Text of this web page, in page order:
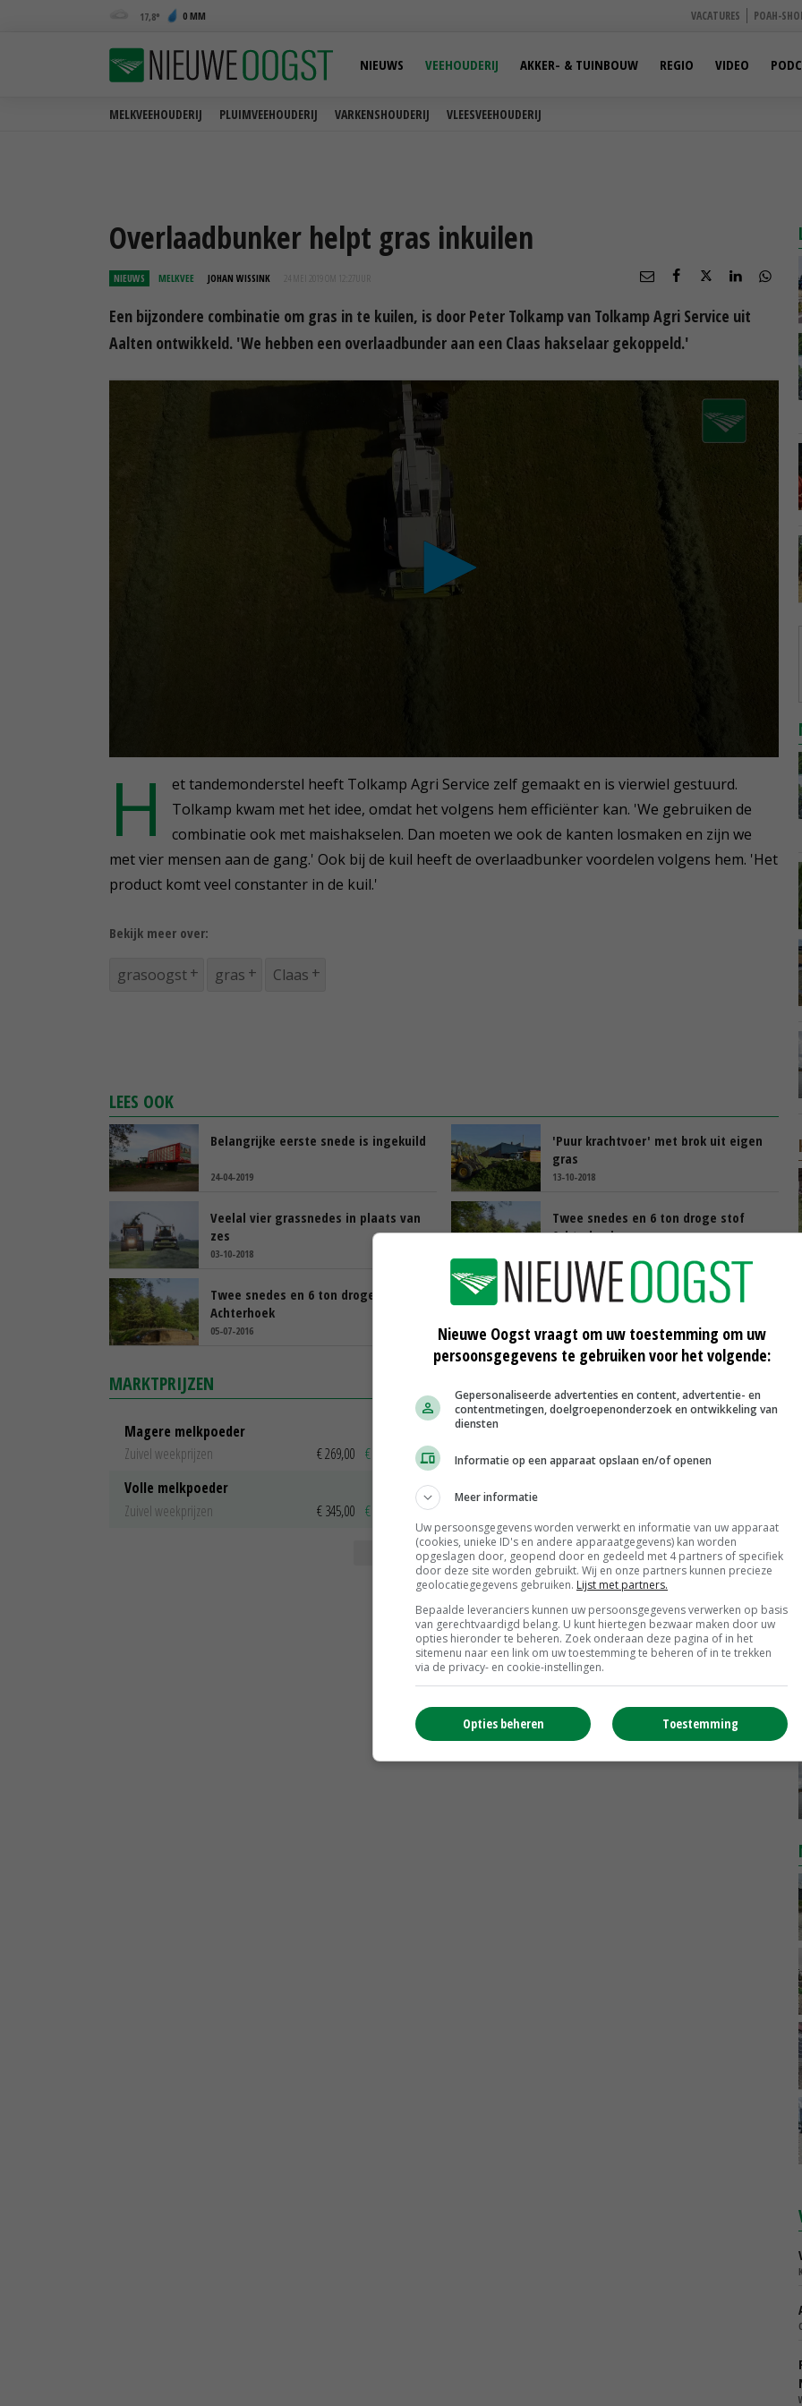
17,8 0 MM VACATURES POAH-
MELKVEEHOUDERIJ PLUIMVEEHOUDERIJ VARKENSHOUDERIJ VLEESVEEHOUDERIJ
NIEUWS VEEHOUDERIJ AKKER- & TUINBOUW REGIO VIDEO
Overlaadbunker helpt gras inkuilen
NIEUWS MELKVEE JOHAN WISSINK 24 MEI 2019 OM 12:27
Een bijzondere combinatie om gras in te kuilen, is door Peter Tolkamp van Tolkamp Agri Service uit
Aalten ontwikkeld. 'We hebben een overlaadbunder aan een Claas hakselaar gekoppeld.'
40
90%
H
et tandemonderstel heeft Tolkamp Agri Service zelf gemaakt en is vierwiel gestuurd.
Tolkamp kwam met het idee, omdat het volgens hem efficiënter kan. 'We gebruiken de
combinatie ook met maishakselen. Dan moeten we ook de kanten losmaken en zijn we
met vier mensen aan de gang.' Ook bij de kuil heeft de overlaadbunker voordelen volgens hem. 'Het
product komt veel constanter in de kuil.'
Bekijk meer over:
grasoogst gras Claas
LEES OOK
Belangrijke eerste snede is ingekuild
24-04-2019
'Puur krachtvoer' met brok uit eigen
gras
13-10-2018
Veelal vier grassnedes in plaats van
zes
03-10-2018
Twee snedes en 6 ton droge stof
Achterhoek
Twee snedes en 6 ton droge stof
Achterhoek
05-07-2016
MARKTPRIJZEN
Magere melkpoeder
Zuivel weekprijzen
€ 269,00 € 7,00
Volle melkpoeder
Zuivel weekprijzen
€ 345,00 € 20,00
Weipoeder
Zuivel weekprijzen
€ 134,00 € 0,00
Boeren Gouda 12 kg
MEER MARKTPRIJZEN
Nieuwe Oogst vraagt om uw toestemming om uw
persoonsgegevens te gebruiken voor het volgende:
Gepersonaliseerde advertenties en content, advertentie- en
contentmetingen, doelgroepenonderzoek en ontwikkeling van
diensten
Informatie op een apparaat opslaan en/of openen
Meer informatie
Uw persoonsgegevens worden verwerkt en informatie van uw apparaat
(cookies, unieke ID's en andere apparaatgegevens) kan worden
opgeslagen door, geopend door en gedeeld met 4 partners of specifiek
door deze site worden gebruikt. Wij en onze partners kunnen precieze
geolocatiegegevens gebruiken. Lijst met partners.
Bepaalde leveranciers kunnen uw persoonsgegevens verwerken op basis
van gerechtvaardigd belang. U kunt hiertegen bezwaar maken door uw
opties hieronder te beheren. Zoek onderaan deze pagina of in het
sitemenu naar een link om uw toestemming te beheren of in te trekken
via de privacy- en cookie-instellingen.
Toestemming
Opties beheren